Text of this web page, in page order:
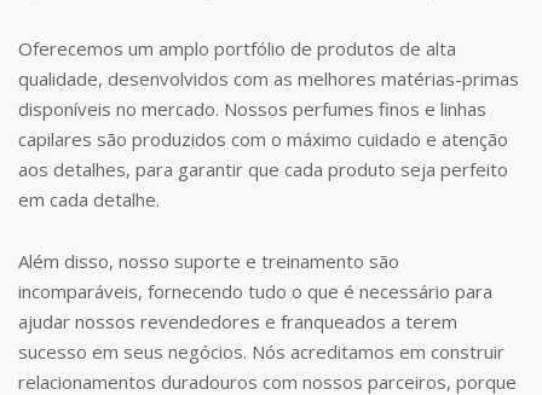
Oferecemos um amplo portfólio de produtos de alta
qualidade, desenvolvidos com as melhores matérias-primas
disponíveis no mercado. Nossos perfumes finos e linhas
capilares são produzidos com o máximo cuidado e atenção
aos detalhes, para garantir que cada produto seja perfeito
em cada detalhe.
Além disso, nosso suporte e treinamento são
incomparáveis, fornecendo tudo o que é necessário para
ajudar nossos revendedores e franqueados a terem
sucesso em seus negócios. Nós acreditamos em construir
relacionamentos duradouros com nossos parceiros, porque